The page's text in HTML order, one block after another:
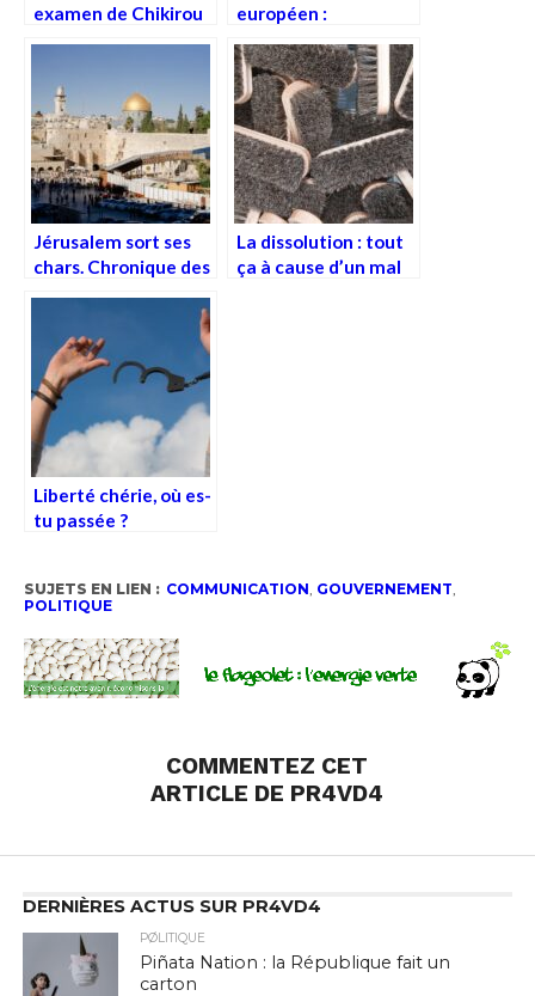
examen de Chikirou
européen :
politique
Jérusalem sort ses
chars. Chronique des
La dissolution : tout
ça à cause d’un mal
Liberté chérie, où es-
tu passée ?
SUJETS EN LIEN : COMMUNICATION GOUVERNEMENT
POLITIQUE
COMMENTEZ CET
ARTICLE DE PR4VD4
DERNIÈRES ACTUS SUR PR4VD4
PØLITIQUE
Piñata Nation : la République fait un
carton